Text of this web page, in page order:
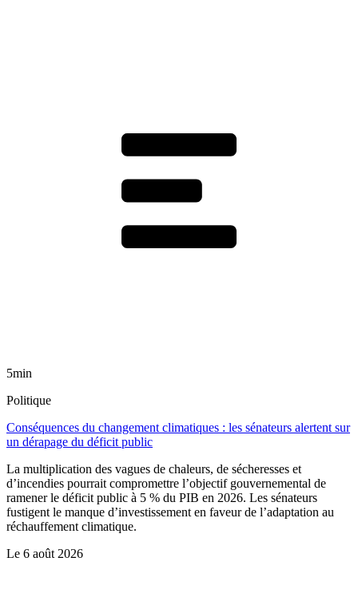
5min
Politique
Conséquences du changement climatiques : les sénateurs alertent sur
un dérapage du déficit public
La multiplication des vagues de chaleurs, de sécheresses et
d’incendies pourrait compromettre l’objectif gouvernemental de
ramener le déficit public à 5 % du PIB en 2026. Les sénateurs
fustigent le manque d’investissement en faveur de l’adaptation au
réchauffement climatique.
Le 6 août 2026